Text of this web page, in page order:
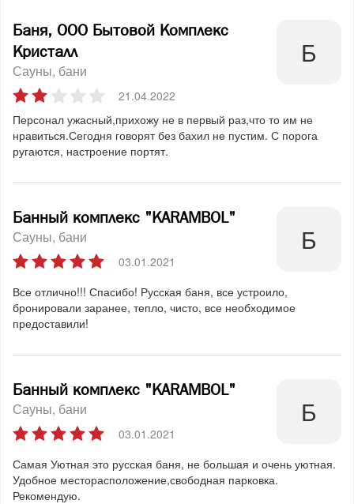
Баня, ООО Бытовой Комплекс
Кристалл
Сауны, бани
21.04.2022
Персонал ужасный,прихожу не в первый раз,что то им не
нравиться.Сегодня говорят без бахил не пустим. С порога
ругаются, настроение портят.
Банный комплекс "KARAMBOL"
Сауны, бани
03.01.2021
Все отлично!!! Спасибо! Русская баня, все устроило,
бронировали заранее, тепло, чисто, все необходимое
предоставили!
Банный комплекс "KARAMBOL"
Сауны, бани
03.01.2021
Самая Уютная это русская баня, не большая и очень уютная.
Удобное месторасположение,свободная парковка.
Рекомендую.